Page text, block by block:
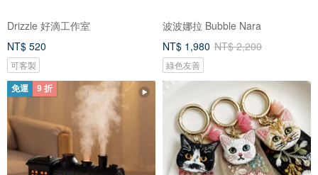
Drizzle 好滴工作室
NT$ 520
可客製
波波娜拉 Bubble Nara
NT$ 1,980 NT$ 2,200
綠色友善
免運 9 折